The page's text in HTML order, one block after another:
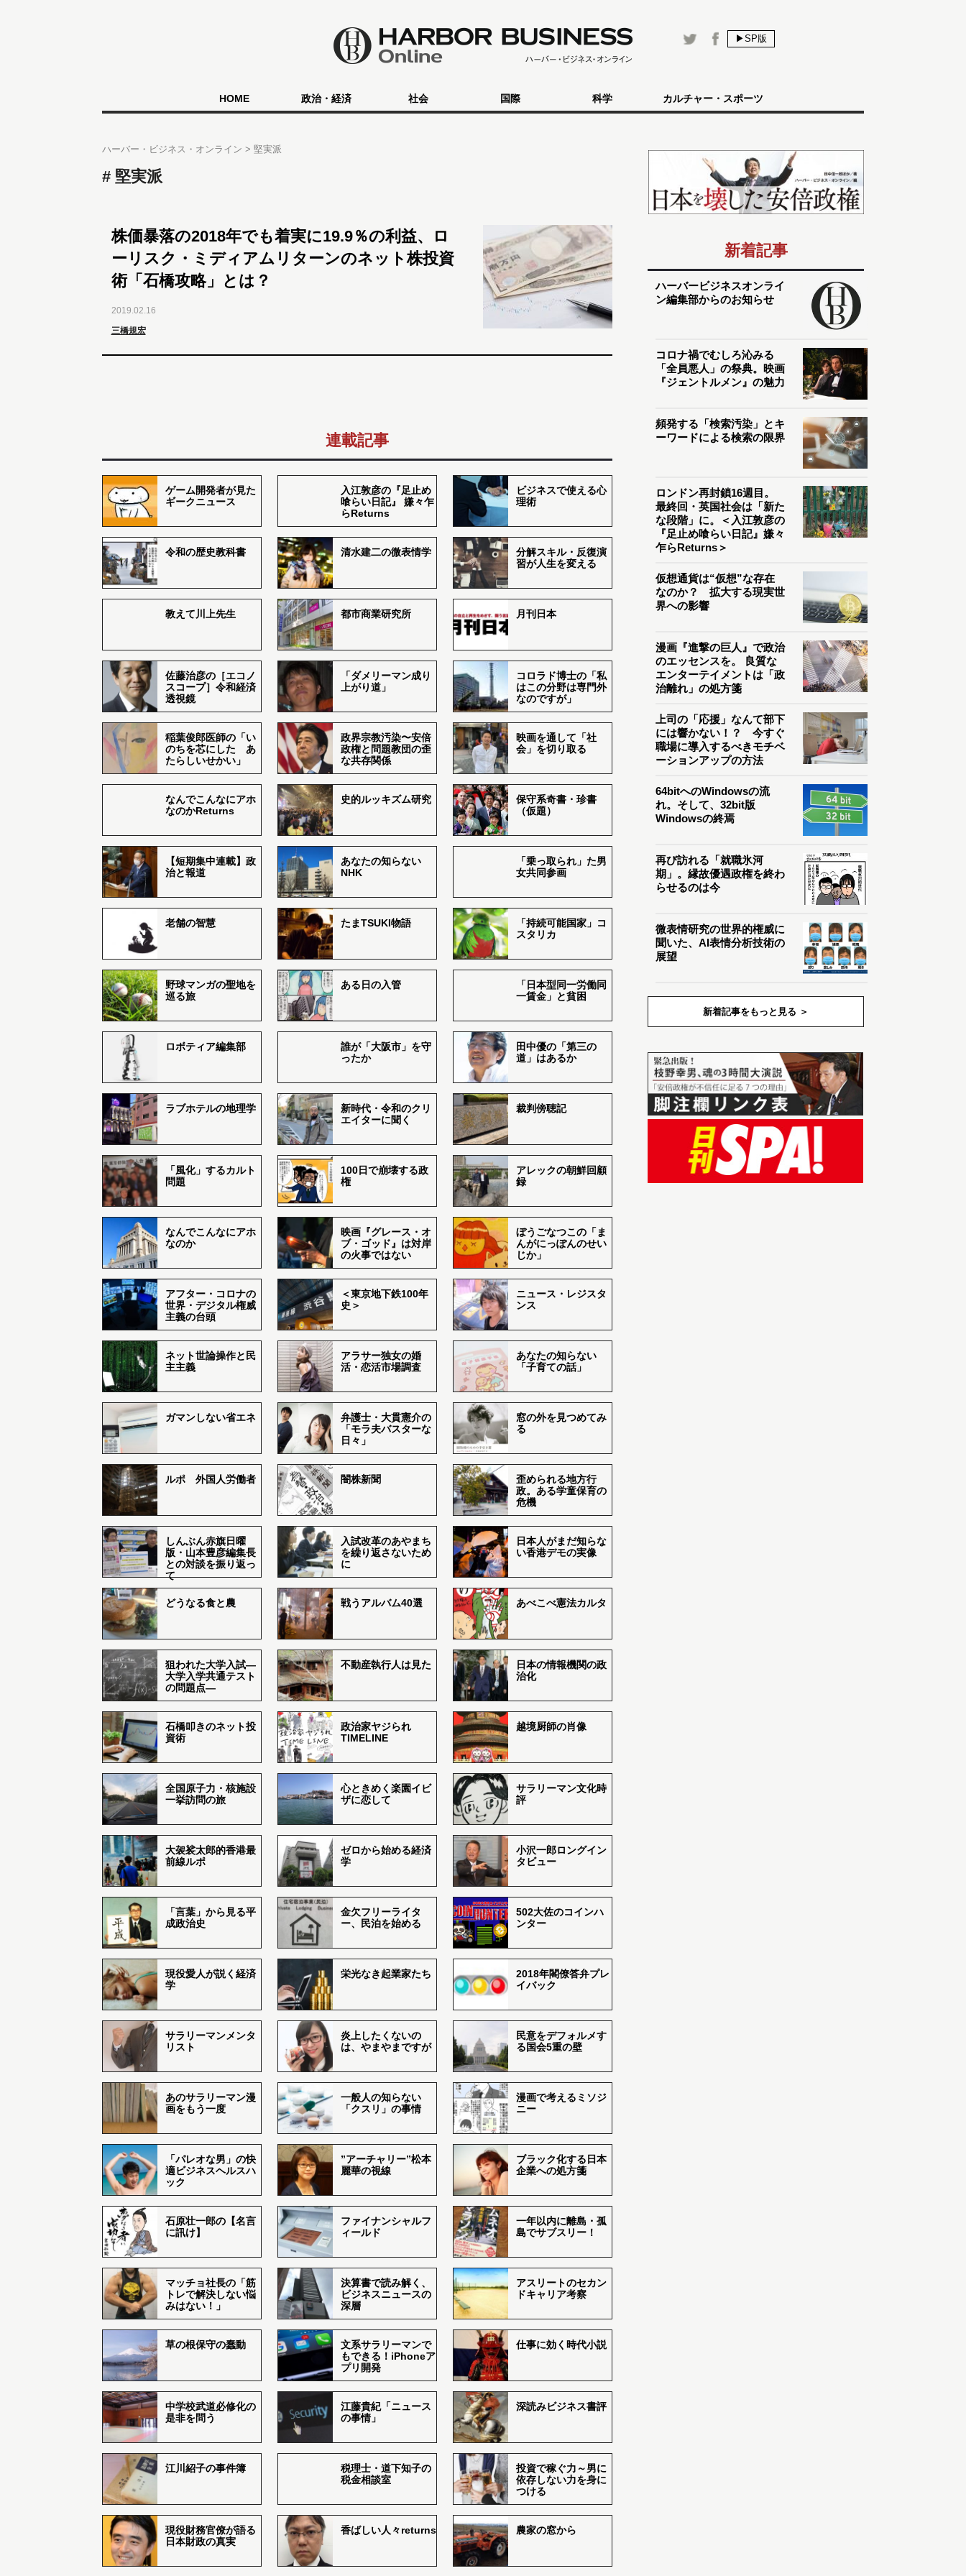
▶SP版
HOME 政治・経済 社会 国際 科学 カルチャー・スポーツ
ハーバー・ビジネス・オンライン 堅実派
堅実派
株価暴落の2018年でも着実に19.9％の利益、ロ
ーリスク・ミディアムリターンのネット株投資
術「石橋攻略」とは？
2019.02.16
三橋規宏
連載記事
ゲーム開発者が見た
ギークニュース
入江敦彦の『足止め
喰らい日記』 嫌々乍
らReturns
ビジネスで使える心
理術
令和の歴史教科書 清水建二の微表情学
分解スキル・反復演
習が人生を変える
教えて川上先生 都市商業研究所 月刊日本
佐藤治彦の［エコノ
スコープ］令和経済
透視鏡
「ダメリーマン成り
上がり道」
コロラド博士の「私
はこの分野は専門外
なのですが」
稲葉俊郎医師の「い
のちを芯にした あ
たらしいせかい」
政界宗教汚染〜安倍
政権と問題教団の歪
な共存関係
映画を通して「社
会」を切り取る
なんでこんなにアホ
なのかReturns
史的ルッキズム研究
保守系奇書・珍書
（仮題）
【短期集中連載】政
治と報道
あなたの知らない
NHK
「乗っ取られ」た男
女共同参画
老舗の智慧 たまTSUKI物語
「持続可能国家」コ
スタリカ
野球マンガの聖地を
巡る旅
ある日の入管
「日本型同一労働同
一賃金」と貧困
ロボティア編集部
誰が「大阪市」を守
ったか
田中優の「第三の
道」はあるか
ラブホテルの地理学
新時代・令和のクリ
エイターに聞く
裁判傍聴記
「風化」するカルト
問題
100日で崩壊する政
権
アレックの朝鮮回顧
録
なんでこんなにアホ
なのか
映画『グレース・オ
ブ・ゴッド』は対岸
の火事ではない
ぼうごなつこの「ま
んがにっぽんのせい
じか」
アフター・コロナの
世界・デジタル権威
主義の台頭
＜東京地下鉄100年
史＞
ニュース・レジスタ
ンス
ネット世論操作と民
主主義
アラサー独女の婚
活・恋活市場調査
あなたの知らない
「子育ての話」
ガマンしない省エネ
弁護士・大貫憲介の
「モラ夫バスターな
日々」
窓の外を見つめてみ
る
ルポ 外国人労働者 闇株新聞
歪められる地方行
政。ある学童保育の
危機
しんぶん赤旗日曜
版・山本豊彦編集長
との対談を振り返っ
て
入試改革のあやまち
を繰り返さないため
に
日本人がまだ知らな
い香港デモの実像
どうなる食と農 戦うアルバム40選 あべこべ憲法カルタ
狙われた大学入試―
大学入学共通テスト
の問題点―
不動産執行人は見た
日本の情報機関の政
治化
石橋叩きのネット投
資術
政治家ヤジられ
TIMELINE
越境厨師の肖像
全国原子力・核施設
一挙訪問の旅
心ときめく楽園イビ
ザに恋して
サラリーマン文化時
評
大袈裟太郎的香港最
前線ルポ
ゼロから始める経済
学
小沢一郎ロングイン
タビュー
「言葉」から見る平
成政治史
金欠フリーライタ
ー、民泊を始める
502大佐のコインハ
ンター
現役愛人が説く経済
学
栄光なき起業家たち
2018年閣僚答弁プレ
イバック
サラリーマンメンタ
リスト
炎上したくないの
は、やまやまですが
民意をデフォルメす
る国会5重の壁
あのサラリーマン漫
画をもう一度
一般人の知らない
「クスリ」の事情
漫画で考えるミソジ
ニー
「パレオな男」の快
適ビジネスヘルスハ
ック
”アーチャリー”松本
麗華の視線
ブラック化する日本
企業への処方箋
石原壮一郎の【名言
に訊け】
ファイナンシャルフ
ィールド
一年以内に離島・孤
島でサブスリー！
マッチョ社長の「筋
トレで解決しない悩
みはない！」
決算書で読み解く、
ビジネスニュースの
深層
アスリートのセカン
ドキャリア考察
草の根保守の蠢動
文系サラリーマンで
もできる！iPhoneア
プリ開発
仕事に効く時代小説
中学校武道必修化の
是非を問う
江藤貴紀「ニュース
の事情」
深読みビジネス書評
江川紹子の事件簿
税理士・道下知子の
税金相談室
投資で稼ぐ力～男に
依存しない力を身に
つける
現役財務官僚が語る
日本財政の真実
香ばしい人々returns 農家の窓から
新着記事
ハーバービジネスオンライ
ン編集部からのお知らせ
コロナ禍でむしろ沁みる
「全員悪人」の祭典。映画
『ジェントルメン』の魅力
頻発する「検索汚染」とキ
ーワードによる検索の限界
ロンドン再封鎖16週目。
最終回・英国社会は「新た
な段階」に。＜入江敦彦の
『足止め喰らい日記』嫌々
乍らReturns＞
仮想通貨は“仮想”な存在
なのか？ 拡大する現実世
界への影響
漫画『進撃の巨人』で政治
のエッセンスを。 良質な
エンターテイメントは「政
治離れ」の処方箋
上司の「応援」なんて部下
には響かない！？ 今すぐ
職場に導入するべきモチベ
ーションアップの方法
64bitへのWindowsの流
れ。そして、32bit版
Windowsの終焉
再び訪れる「就職氷河
期」。縁故優遇政権を終わ
らせるのは今
微表情研究の世界的権威に
聞いた、AI表情分析技術の
展望
新着記事をもっと見る